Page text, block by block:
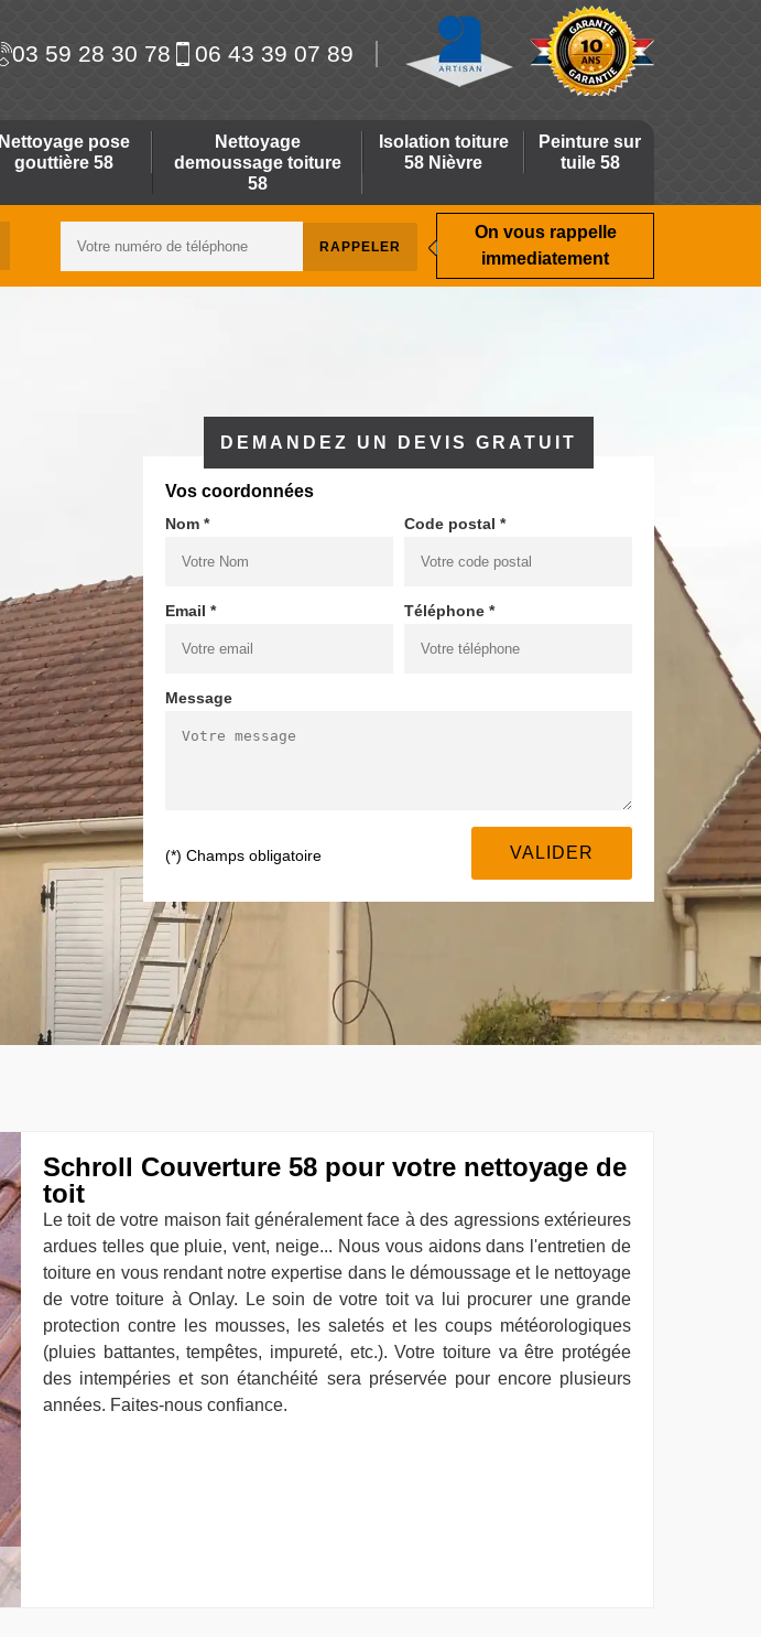
03 59 28 30 78 06 43 39 07 89
Nettoyage pose
gouttière 58
Nettoyage
demoussage toiture
58
Isolation toiture
58 Nièvre
Peinture sur
tuile 58
On vous rappelle
immediatement
DEMANDEZ UN DEVIS GRATUIT
Vos coordonnées
Nom * Code postal *
Email * Téléphone *
Message
(*) Champs obligatoire
Schroll Couverture 58 pour votre nettoyage de
toit
Le toit de votre maison fait généralement face à des agressions extérieures
ardues telles que pluie, vent, neige... Nous vous aidons dans l'entretien de
toiture en vous rendant notre expertise dans le démoussage et le nettoyage
de votre toiture à Onlay. Le soin de votre toit va lui procurer une grande
protection contre les mousses, les saletés et les coups météorologiques
(pluies battantes, tempêtes, impureté, etc.). Votre toiture va être protégée
des intempéries et son étanchéité sera préservée pour encore plusieurs
années. Faites-nous confiance.